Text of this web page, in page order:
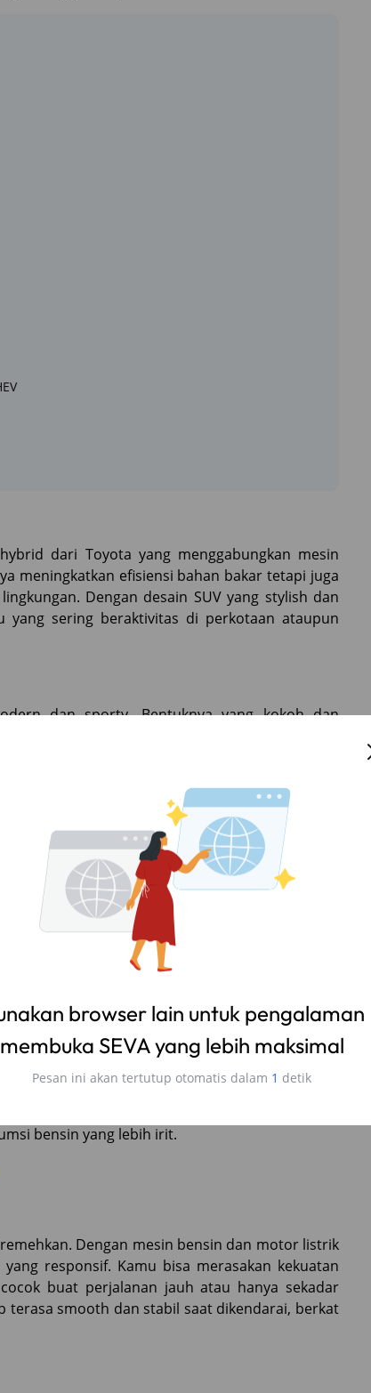
dari Toyota yang menggabungkan mesin
meningkatkan efisiensi bahan bakar tetapi juga
Dengan desain SUV yang stylish dan
sering beraktivitas di perkotaan ataupun
dan sporty. Bentuknya yang kokoh dan
Bagi kamu yang peduli dengan penampilan,
mengendarainya. Lampu depan LED dengan
ini, memberikan kesan berani dan stylish.
Kabinnya luas dan nyaman, dengan material
penumpang dirancang ergonomis, menjamin
juga dilengkapi dengan layar sentuh canggih
tetap terkoneksi kapan saja.
menghitungnya lewat Kalkulator Kredit SEVA
fleksibel untuk memudahkan perencanaan
membuatnya lebih hemat bahan bakar
otomatis, di mana mesin listrik aktif pada
pada kecepatan tinggi. Efisiensi ini
bensin yang lebih irit.
Dengan mesin bensin dan motor listrik
responsif. Kamu bisa merasakan kekuatan
buat perjalanan jauh atau hanya sekadar
terasa smooth dan stabil saat dikendarai, berkat